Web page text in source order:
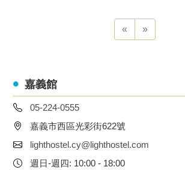
« »
嘉義館
05-224-0555
嘉義市西區光彩街622號
lighthostel.cy@lighthostel.com
週日-週四: 10:00 - 18:00